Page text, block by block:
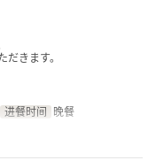
きます。
进餐时间 晚餐